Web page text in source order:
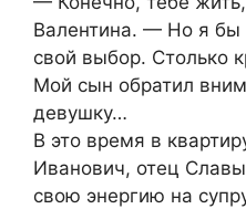
Валентина. — Но я бы
свой выбор. Столько
Мой сын обратил
девушку…
В это время в
Иванович, отец
свою энергию на